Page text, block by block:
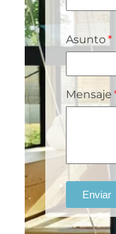
Asunto
Mensaje
Enviar